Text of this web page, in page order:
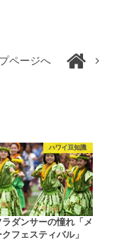
ページへ
ハワイ豆知識
ダンサーの憧れ「メ
フェスティバル」